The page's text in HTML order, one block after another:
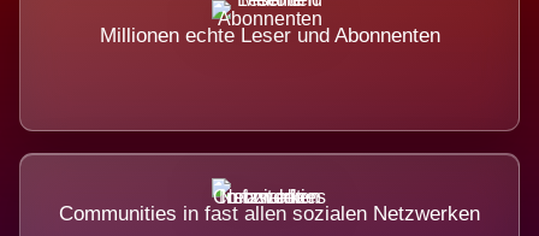
Millionen echte Leser und Abonnenten
Communities in fast allen sozialen Netzwerken